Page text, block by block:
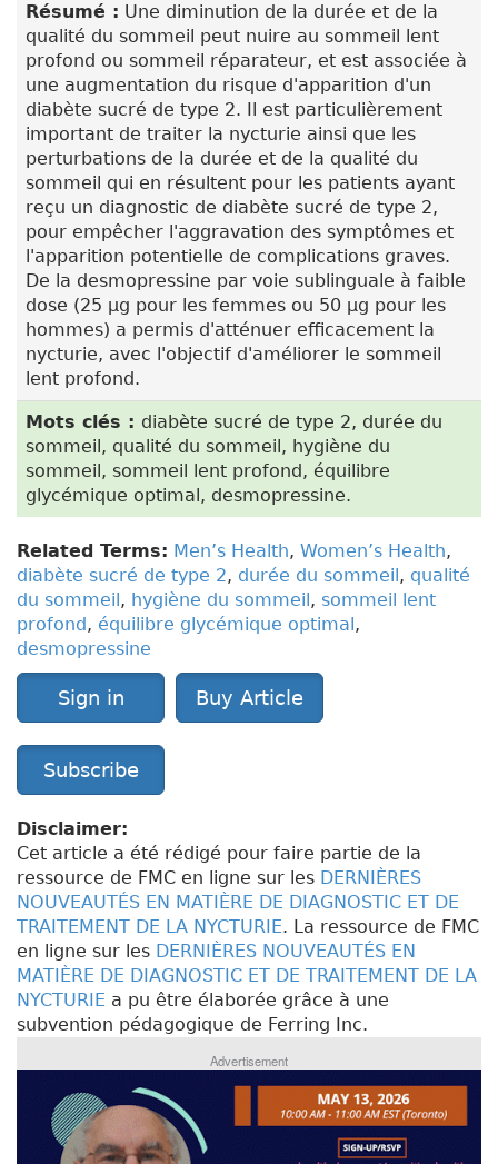
Résumé : Une diminution de la durée et de la
qualité du sommeil peut nuire au sommeil lent
profond ou sommeil réparateur, et est associée à
une augmentation du risque d'apparition d'un
diabète sucré de type 2. Il est particulièrement
important de traiter la nycturie ainsi que les
perturbations de la durée et de la qualité du
sommeil qui en résultent pour les patients ayant
reçu un diagnostic de diabète sucré de type 2,
pour empêcher l'aggravation des symptômes et
l'apparition potentielle de complications graves.
De la desmopressine par voie sublinguale à faible
dose (25 µg pour les femmes ou 50 µg pour les
hommes) a permis d'atténuer efficacement la
nycturie, avec l'objectif d'améliorer le sommeil
lent profond.
Mots clés : diabète sucré de type 2, durée du
sommeil, qualité du sommeil, hygiène du
sommeil, sommeil lent profond, équilibre
glycémique optimal, desmopressine.
Related Terms: Men’s Health, Women’s Health,
diabète sucré de type 2, durée du sommeil, qualité
du sommeil, hygiène du sommeil, sommeil lent
profond, équilibre glycémique optimal,
desmopressine
Sign in Buy Article
Subscribe
Disclaimer:
Cet article a été rédigé pour faire partie de la
ressource de FMC en ligne sur les DERNIÈRES
NOUVEAUTÉS EN MATIÈRE DE DIAGNOSTIC ET DE
TRAITEMENT DE LA NYCTURIE. La ressource de FMC
en ligne sur les DERNIÈRES NOUVEAUTÉS EN
MATIÈRE DE DIAGNOSTIC ET DE TRAITEMENT DE LA
NYCTURIE a pu être élaborée grâce à une
subvention pédagogique de Ferring Inc.
Advertisement